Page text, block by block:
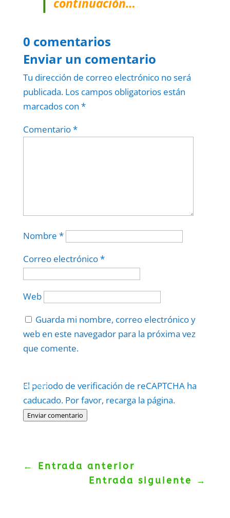
0 comentarios
Enviar un comentario
Tu dirección de correo electrónico no será
publicada. Los campos obligatorios están
marcados con *
Comentario*
Nombre *
Correo electrónico*
Web
Guarda mi nombre, correo electrónico y
web en este navegador para la próxima vez
que comente.
El periodo de verificación de reCAPTCHA ha
caducado. Por favor, recarga la página.
Enviar comentario
Politica–Términos.
← Entrada anterior
Entrada siguiente
→